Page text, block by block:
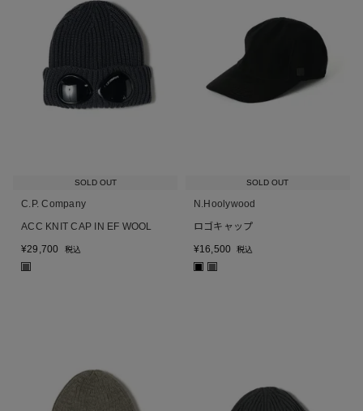
SOLD OUT
C.P. Company
ACC KNIT CAP IN EF WOOL
¥29,700 税込
■
SOLD OUT
N.Hoolywood
ロゴキャップ
¥16,500 税込
■ ■